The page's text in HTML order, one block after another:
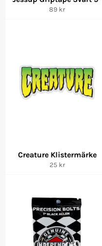
Ordinarie
89 kr
Creature Klistermärke
Ordinarie
25 kr